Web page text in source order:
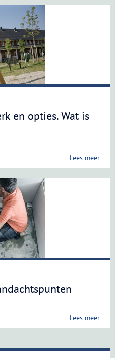
en opties. Wat is
Lees meer
Lees meer